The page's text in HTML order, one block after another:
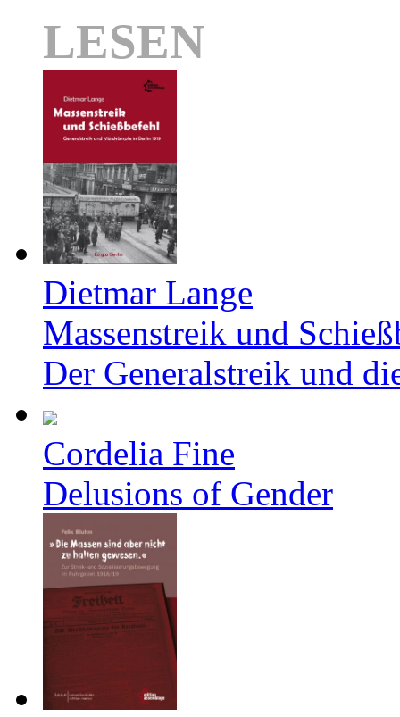
LESEN
Dietmar Lange
Massenstreik und
Der Generalstreik und
Cordelia Fine
Delusions of Gender